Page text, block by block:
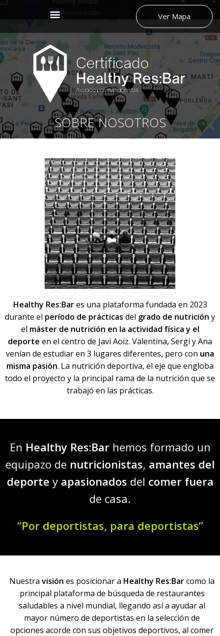
Ver Mapa
SOBRE NOSOTROS
Healthy Res:Bares una plataforma fundada en 2023
durante el período de prácticas del grado de nutrición y
el máster de nutrición en la actividad física y el
deporte en el centro de Javi Aoiz. Valentina, Sergi y Ana
venían de estudiar en 3 lugares diferentes, pero con una
misma pasión. La nutrición deportiva, el eje que engloba
todo el proyecto y la principal rama de la nutrición que se
trabajó en las prácticas.
En Healthy Res:Barhemos formado un
equipazo de nutricionistas, amantes del
deporte y apasionados del comer fuera
de casa.
“Por deportistas, para deportistas”
Nuestra visión es posicionar a Healthy Res:Barcomo la
principal plataforma de búsqueda de restaurantes
saludables a nivel mundial, llegando así a ayudar al
mayor número de deportistas en la selección de
opciones acorde con sus objetivos deportivos, al comer